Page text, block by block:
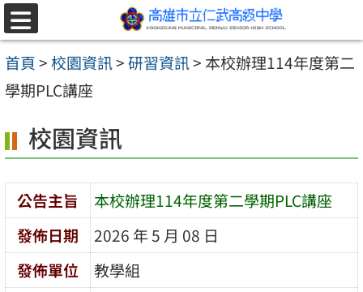
跳至主要內容區
選
單
首頁>校園資訊>研習資訊> 本校辦理114年度第二
學期PLC講座
校園資訊
公告主旨
本校辦理114年度第二學期PLC講座
發佈日期
2026 年 5 月 08 日
發佈單位
教學組